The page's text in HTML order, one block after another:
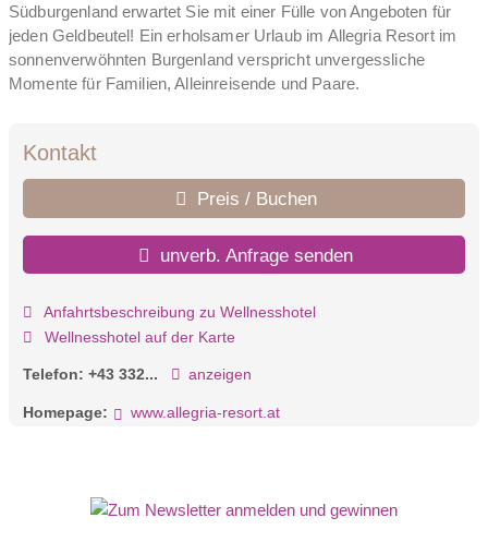
Südburgenland erwartet Sie mit einer Fülle von Angeboten für
jeden Geldbeutel! Ein erholsamer Urlaub im Allegria Resort im
sonnenverwöhnten Burgenland verspricht unvergessliche
Momente für Familien, Alleinreisende und Paare.
Kontakt
Preis / Buchen
unverb. Anfrage senden
Anfahrtsbeschreibung zu Wellnesshotel
Wellnesshotel auf der Karte
Telefon: +43 332... anzeigen
Homepage: www.allegria-resort.at